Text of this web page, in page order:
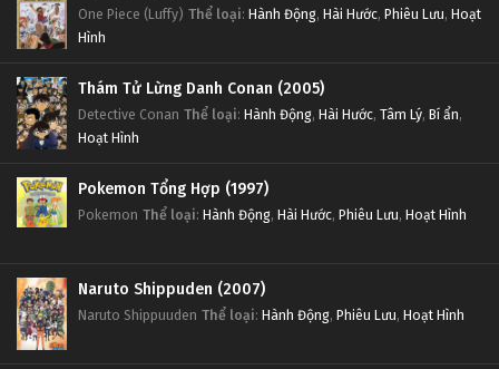
One Piece (Luffy) Thể loại: Hành Động, Hài Hước, Phiêu Lưu, Hoạt
Hình
Thám Tử Lừng Danh Conan (2005)
Detective Conan Thể loại: Hành Động, Hài Hước, Tâm Lý, Bí ẩn,
Hoạt Hình
Pokemon Tổng Hợp (1997)
Pokemon Thể loại: Hành Động, Hài Hước, Phiêu Lưu, Hoạt Hình
Naruto Shippuden (2007)
Naruto Shippuuden Thể loại: Hành Động, Phiêu Lưu, Hoạt Hình